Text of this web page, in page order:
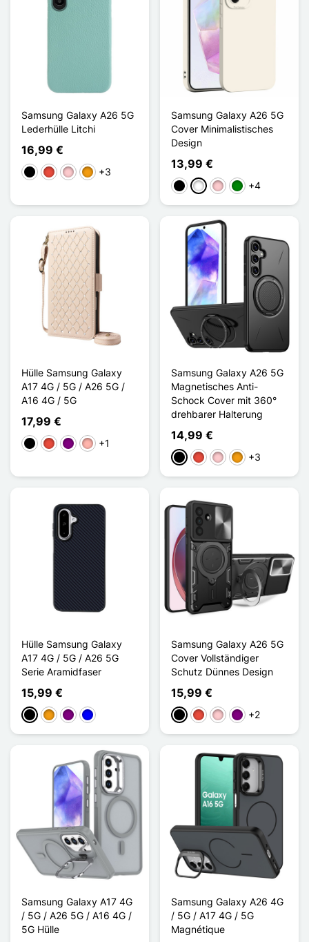
Samsung Galaxy A26 5G
Lederhülle Litchi
16,99 €
Schwarz
Rot PinkOrange
+3
Samsung Galaxy A26 5G
Cover Minimalistisches
Design
13,99 €
Schwarz
WeißPinkGrün+4
Hülle Samsung Galaxy
A17 4G / 5G / A26 5G /
A16 4G / 5G
17,99 €
Schwarz
Rot ViolettRoségold
+1
Samsung Galaxy A26 5G
Magnetisches Anti-
Schock Cover mit 360°
drehbarer Halterung
14,99 €
Schwarz
Rot PinkOrange
+3
Hülle Samsung Galaxy
A17 4G / 5G / A26 5G
Serie Aramidfaser
15,99 €
Schwarz
OrangeViolettBlau
Samsung Galaxy A26 5G
Cover Vollständiger
Schutz Dünnes Design
15,99 €
Schwarz
Rot PinkViolett
+2
Samsung Galaxy A17 4G
/ 5G / A26 5G / A16 4G /
5G Hülle
Samsung Galaxy A26 4G
/ 5G / A17 4G / 5G
Magnétique